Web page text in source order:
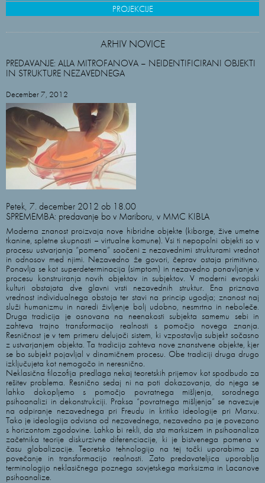
PROJEKCIJE
ARHIV NOVICE
PREDAVANJE: ALLA MITROFANOVA – NEIDENTIFICIRANI OBJEKTI
IN STRUKTURE NEZAVEDNEGA
December 7, 2012
Petek, 7. december 2012 ob 18.00
SPREMEMBA: predavanje bo v Mariboru, v MMC KIBLA
Moderna znanost proizvaja nove hibridne objekte (kiborge, žive umetne
tkanine, spletne skupnosti – virtualne komune). Vsi ti nepopolni objekti so v
procesu ustvarjanja “pomena” soočeni z nezavednimi strukturami vrednot
in odnosov med njimi. Nezavedno že govori, čeprav ostaja primitivno.
Ponavlja se kot superdeterminacija (simptom) in nezavedno ponavljanje v
procesu konstruiranja novih objektov in subjektov. V moderni evropski
kulturi obstajata dve glavni vrsti nezavednih struktur. Ena priznava
vrednost individualnega obstoja ter stavi na princip ugodja; znanost naj
služi humanizmu in naredi življenje bolj udobno, nesmrtno in neboleče.
Druga tradicija je osnovana na neenakosti subjekta samemu sebi in
zahteva trajno transformacijo realnosti s pomočjo novega znanja.
Resničnost je v tem primeru delujoči sistem, ki vzpostavlja subjekt sočasno
z ustvarjanjem objekta. Ta tradicija zahteva nove znanstvene objekte, kjer
se bo subjekt pojavljal v dinamičnem procesu. Obe tradiciji druga drugo
izključujeta kot nemogočo in neresnično.
Neklasična filozofija predlaga nekaj teoretskih prijemov kot spodbudo za
rešitev problema. Resnično sedaj ni na poti dokazovanja, do njega se
lahko dokopljemo s pomočjo povratnega mišljenja, sorodnega
psihoanalizi in dekonstrukciji. Praksa “povratnega mišljenja” se navezuje
na odpiranje nezavednega pri Freudu in kritiko ideologije pri Marxu.
Tako je ideologija odvisna od nezavednega, nezavedno pa je povezano
s horizontom zgodovine. Lahko bi rekli, da sta marksizem in psihoanaliza
začetnika teorije diskurzivne diferenciacije, ki je bistvenega pomena v
času globalizacije. Teoretsko tehnologijo na tej točki uporabimo za
povečanje in transformacijo realnosti. Zato predavateljica uporablja
terminologijo neklasičnega poznega sovjetskega marksizma in Lacanove
psihoanalize.